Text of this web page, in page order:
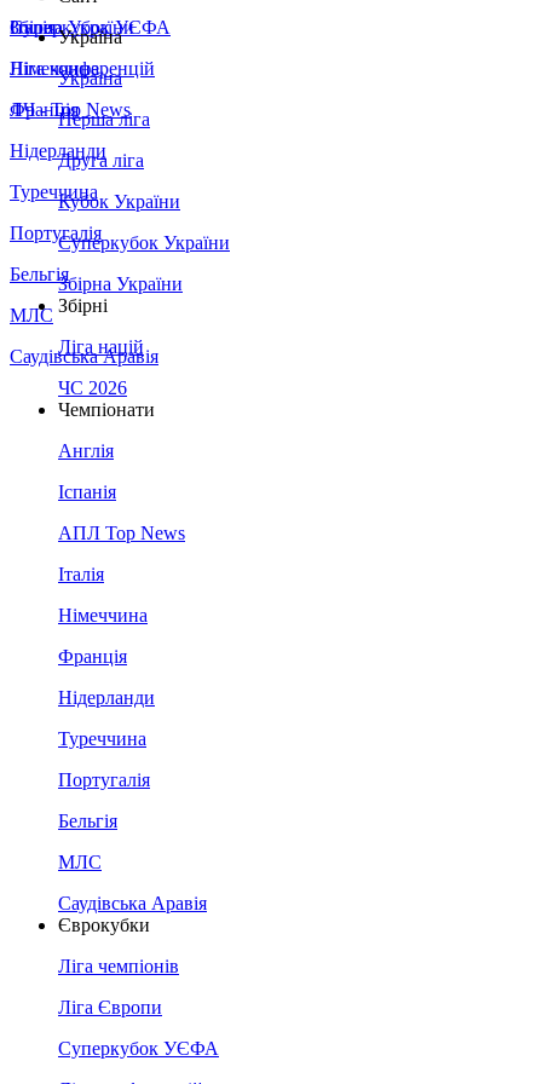
Збірна України
Італія
Німеччина
Франція
Нідерланди
Туреччина
Португалія
Бельгія
МЛС
Саудівська Аравія
Суперкубок УЄФА
Ліга конференцій
ЛЧ - Top News
Україна
Україна
Перша ліга
Друга ліга
Кубок України
Суперкубок України
Збірна України
Збірні
Ліга націй
ЧС 2026
Чемпіонати
Англія
Іспанія
АПЛ Top News
Італія
Німеччина
Франція
Нідерланди
Туреччина
Португалія
Бельгія
МЛС
Саудівська Аравія
Єврокубки
Ліга чемпіонів
Ліга Європи
Суперкубок УЄФА